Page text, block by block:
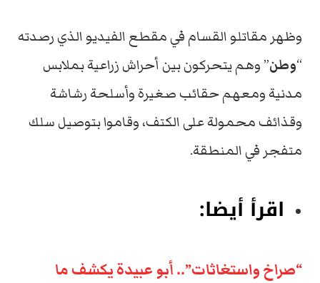
وظهر مقاتلو القسام في مقطع الفيديو الذي رصدته
“وطن” وهم يتحركون بين أحراش زراعية بملابس
مدنية ومعهم حقائب صغيرة وأسلحة رشاشة
وقذائف محمولة على الكتف، وقاموا بتوصيل سلك
متفجر في المنطقة.
اقرأ أيضا:
“صراخ واستغاثات”.. أبو عبيدة يكشف ما